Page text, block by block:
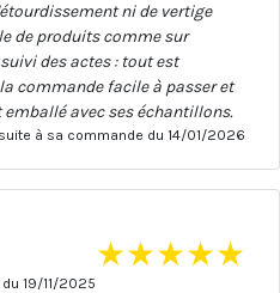
ni de vertige
de produits comme sur
des actes : tout est
commande facile à passer et
avec ses échantillons.
suite à sa commande du 14/01/2026
★★★★★
19/11/2025